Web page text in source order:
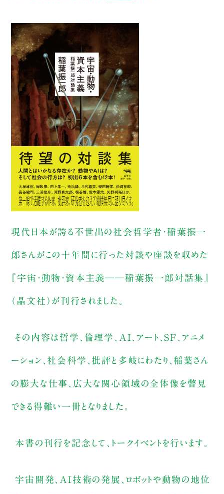
現代日本が誇る不世出の社会哲学者・稲葉振一
郎さんがこの十年間に行った対談や座談を収めた
『宇宙・動物・資本主義──稲葉振一郎対話集』
（晶文社）が刊行されました。
その内容は哲学、倫理学、AI、アート、SF、アニメ
ーション、社会科学、批評と多岐にわたり、稲葉さん
の膨大な仕事、広大な関心領域の全体像を瞥見
できる得難い一冊となりました。
本書の刊行を記念して、トークイベントを行います。
宇宙開発、AI技術の発展、ロボットや動物の地位